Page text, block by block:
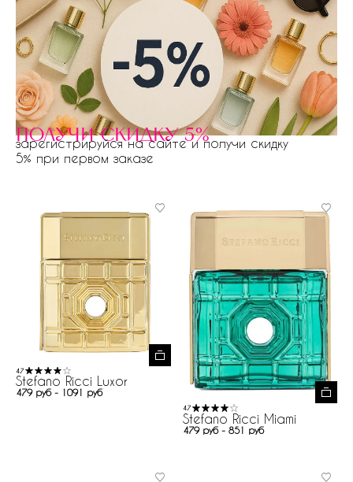
получи скидку 5%
зарегистрируйся на сайте и получи скидку
5% при первом заказе
4.7
Stefano Ricci Luxor
479 руб - 1091 руб
4.7
Stefano Ricci Miami
479 руб - 851 руб